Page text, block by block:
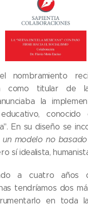
nombramiento
como titular de
la
conocido
En su diseño se
un modelo no
sí idealista,
a cuatro años
tendríamos dos
en toda